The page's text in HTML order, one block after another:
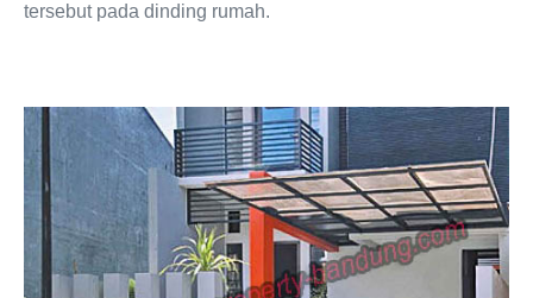
tersebut pada dinding rumah.